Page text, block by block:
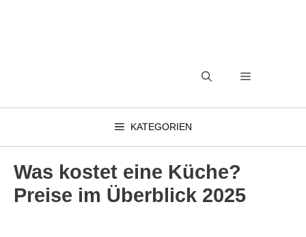
MENÜ
KATEGORIEN
Was kostet eine Küche?
Preise im Überblick 2025